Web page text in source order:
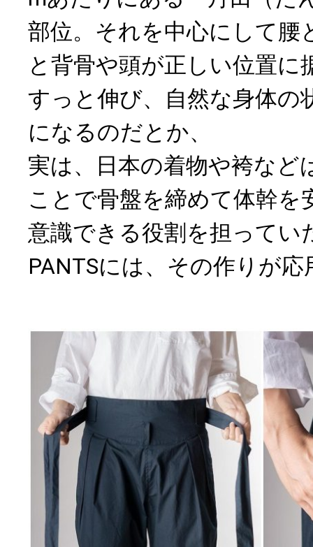
部位。それを中心にして腰
と背骨や頭が正しい位置に
すっと伸び、自然な身体の
になるのだとか、
実は、日本の着物や袴など
ことで骨盤を締めて体幹を
意識できる役割を担ってい
PANTSには、その作りが